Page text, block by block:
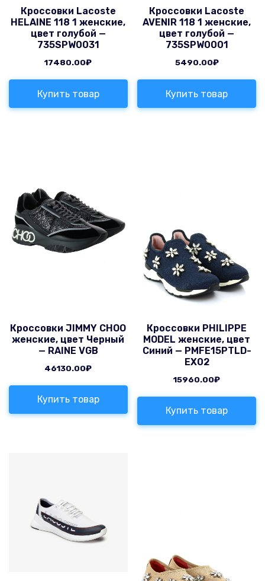
Кроссовки Lacoste
HELAINE 118 1 женские,
цвет голубой —
735SPW0031
17480.00₽
Купить товар
Кроссовки Lacoste
AVENIR 118 1 женские,
цвет голубой —
735SPW0001
5490.00₽
Купить товар
Кроссовки JIMMY CHOO
женские, цвет Черный
— RAINE VGB
46130.00₽
Купить товар
Кроссовки PHILIPPE
MODEL женские, цвет
Синий — PMFE15PTLD-
EX02
15960.00₽
Купить товар